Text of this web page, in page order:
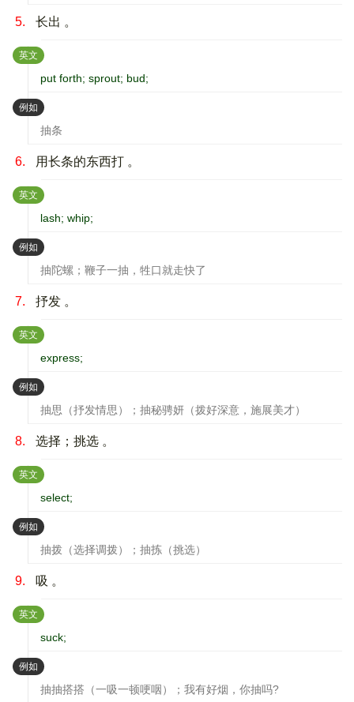
5. 长出 。
英文 ：
put forth; sprout; bud;
例如 ：
抽条
6. 用长条的东西打 。
英文 ：
lash; whip;
例如 ：
抽陀螺；鞭子一抽，牲口就走快了
7. 抒发 。
英文 ：
express;
例如 ：
抽思（抒发情思）；抽秘骋妍（拨好深意，施展美才）
8. 选择；挑选 。
英文 ：
select;
例如 ：
抽拨（选择调拨）；抽拣（挑选）
9. 吸 。
英文 ：
suck;
例如 ：
抽抽搭搭（一吸一顿哽咽）；我有好烟，你抽吗?